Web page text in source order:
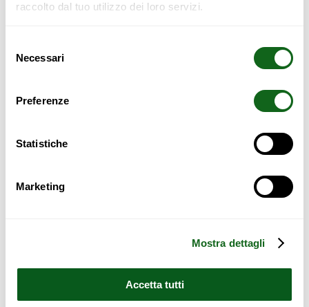
raccolto dal tuo utilizzo dei loro servizi.
delNecessari
Preferenze
Statistiche
Marketing
Mostra dettagli
Accetta tutti
Read more Read more
Sale!